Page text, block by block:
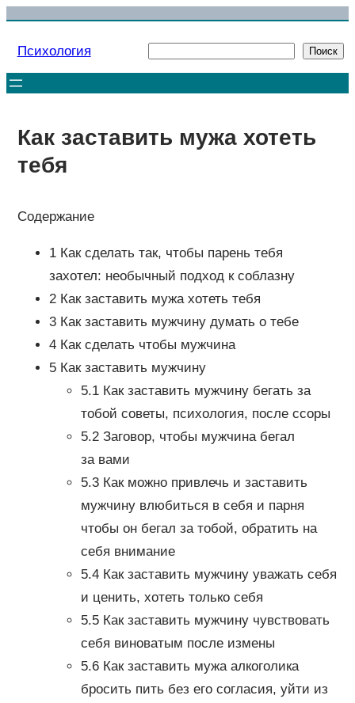
Перейти
Психология Поиск
Как заставить мужа хотеть
тебя
Содержание
1 Как сделать так, чтобы парень тебя
захотел: необычный подход к соблазну
2 Как заставить мужа хотеть тебя
3 Как заставить мужчину думать о тебе
4 Как сделать чтобы мужчина
5 Как заставить мужчину
5.1 Как заставить мужчину бегать за
тобой советы, психология, после ссоры
5.2 Заговор, чтобы мужчина бегал
за вами
5.3 Как можно привлечь и заставить
мужчину влюбиться в себя и парня
чтобы он бегал за тобой, обратить на
себя внимание
5.4 Как заставить мужчину уважать себя
и ценить, хотеть только себя
5.5 Как заставить мужчину чувствовать
себя виноватым после измены
5.6 Как заставить мужа алкоголика
бросить пить без его согласия, уйти из